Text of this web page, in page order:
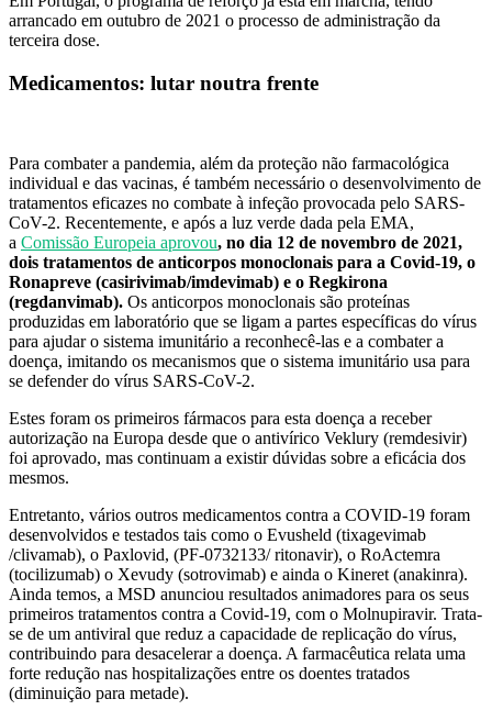
arrancado em outubro de 2021 o processo de administração da
terceira dose.
Medicamentos: lutar noutra frente
Para combater a pandemia, além da proteção não farmacológica
individual e das vacinas, é também necessário o desenvolvimento de
tratamentos eficazes no combate à infeção provocada pelo SARS-
CoV-2. Recentemente, e após a luz verde dada pela EMA,
a Comissão Europeia aprovou, no dia 12 de novembro de 2021,
dois tratamentos de anticorpos monoclonais para a Covid-19, o
Ronapreve (casirivimab/imdevimab) e o Regkirona
(regdanvimab). Os anticorpos monoclonais são proteínas
produzidas em laboratório que se ligam a partes específicas do vírus
para ajudar o sistema imunitário a reconhecê-las e a combater a
doença, imitando os mecanismos que o sistema imunitário usa para
se defender do vírus SARS-CoV-2.
Estes foram os primeiros fármacos para esta doença a receber
autorização na Europa desde que o antivírico Veklury (remdesivir)
foi aprovado, mas continuam a existir dúvidas sobre a eficácia dos
mesmos.
Entretanto, vários outros medicamentos contra a COVID-19 foram
desenvolvidos e testados tais como o Evusheld (tixagevimab
/clivamab), o Paxlovid, (PF-0732133/ ritonavir), o RoActemra
(tocilizumab) o Xevudy (sotrovimab) e ainda o Kineret (anakinra).
Ainda temos, a MSD anunciou resultados animadores para os seus
primeiros tratamentos contra a Covid-19, com o Molnupiravir. Trata-
se de um antiviral que reduz a capacidade de replicação do vírus,
contribuindo para desacelerar a doença. A farmacêutica relata uma
forte redução nas hospitalizações entre os doentes tratados
(diminuição para metade).